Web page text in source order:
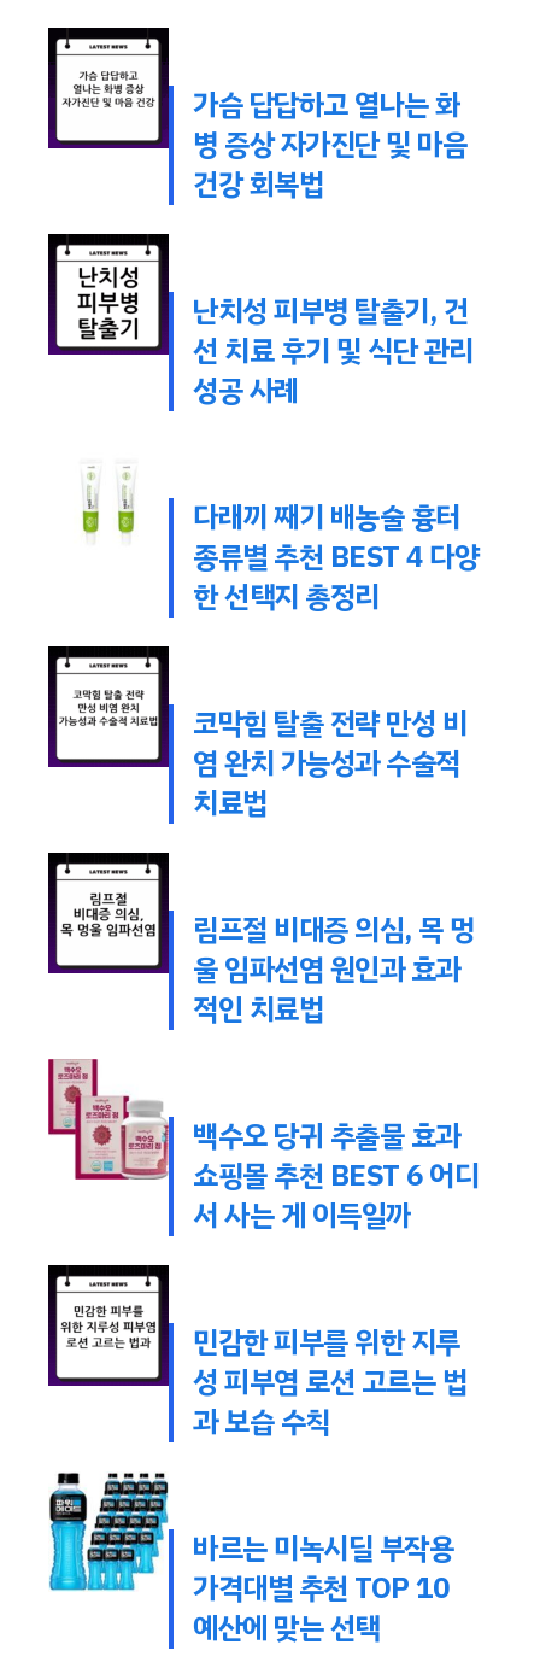
가슴 답답하고 열나는 화
병 증상 자가진단 및 마음
건강 회복법
난치성 피부병 탈출기, 건
선 치료 후기 및 식단 관리
성공 사례
다래끼 째기 배농술 흉터
종류별 추천 BEST 4 다양
한 선택지 총정리
코막힘 탈출 전략 만성 비
염 완치 가능성과 수술적
치료법
림프절 비대증 의심, 목 멍
울 임파선염 원인과 효과
적인 치료법
백수오 당귀 추출물 효과
쇼핑몰 추천 BEST 6 어디
서 사는 게 이득일까
민감한 피부를 위한 지루
성 피부염 로션 고르는 법
과 보습 수칙
바르는 미녹시딜 부작용
가격대별 추천 TOP 10
예산에 맞는 선택